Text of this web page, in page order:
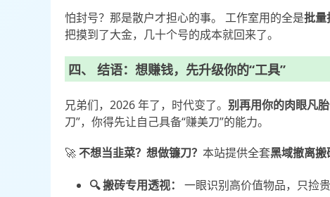
怕封号？那是散户才担心的事。 工作室用的全是批量
把摸到了大金，几十个号的成本就回来了。
四、 结语：想赚钱，先升级你的“工具”
兄弟们，2026 年了，时代变了。 别再用你的肉眼凡
刀”，你得先让自己具备“赚美刀”的能力。
🚀不想当韭菜？想做镰刀？ 本站提供全套黑域撤离
🔍 搬砖专用透视： 一眼识别高价值物品，只捡贵